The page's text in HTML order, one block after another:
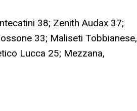
38; Zenith Audax 37;
33; Maliseti Tobbianese,
Lucca 25; Mezzana,